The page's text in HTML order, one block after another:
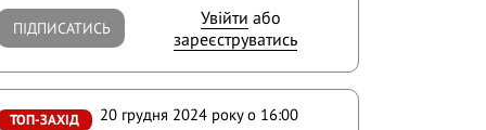
ПІДПИСАТИСЬ Увійти або
зареєструватись
ТОП-ЗАХІД 20 грудня 2024 року o 16:00